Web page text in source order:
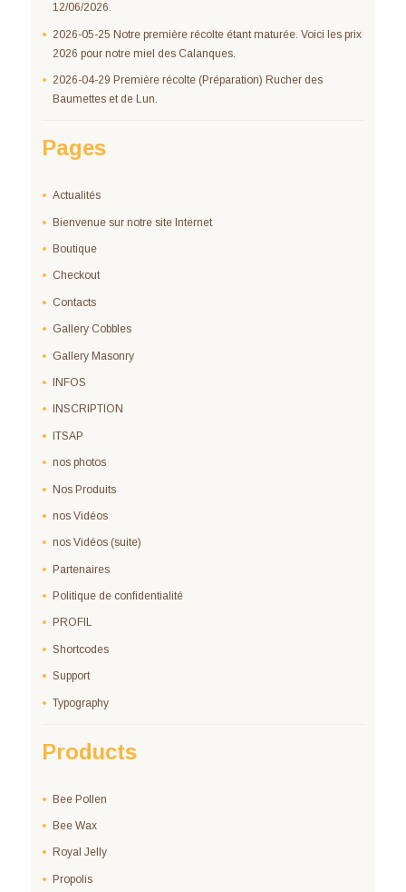
12/06/2026.
2026-05-25 Notre première récolte étant maturée. Voici les prix
2026 pour notre miel des Calanques.
2026-04-29 Première récolte (Préparation) Rucher des
Baumettes et de Lun.
Pages
Actualités
Bienvenue sur notre site Internet
Boutique
Checkout
Contacts
Gallery Cobbles
Gallery Masonry
INFOS
INSCRIPTION
ITSAP
nos photos
Nos Produits
nos Vidéos
nos Vidéos (suite)
Partenaires
Politique de confidentialité
PROFIL
Shortcodes
Support
Typography
Products
Bee Pollen
Bee Wax
Royal Jelly
Propolis